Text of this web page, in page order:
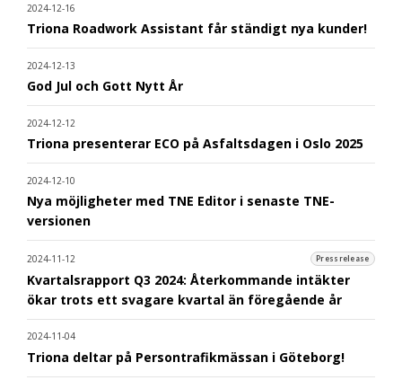
2024-12-16
Triona Roadwork Assistant får ständigt nya kunder!
2024-12-13
God Jul och Gott Nytt År
2024-12-12
Triona presenterar ECO på Asfaltsdagen i Oslo 2025
2024-12-10
Nya möjligheter med TNE Editor i senaste TNE-
versionen
2024-11-12 Pressrelease
Kvartalsrapport Q3 2024: Återkommande intäkter
ökar trots ett svagare kvartal än föregående år
2024-11-04
Triona deltar på Persontrafikmässan i Göteborg!